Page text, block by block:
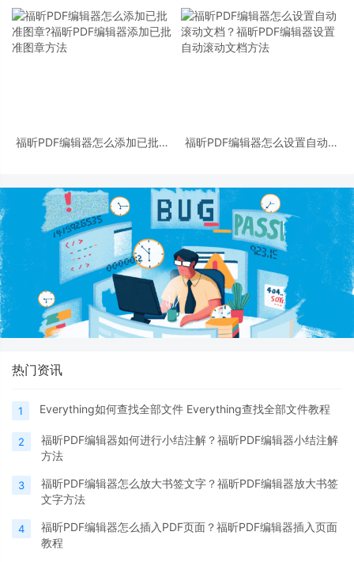
字方法
隐藏状态栏方法
福昕PDF编辑器怎么添加已批准
福昕PDF编辑器怎么设置自动滚
热门资讯
1 Everything如何查找全部文件 Everything查找全部文件教程
2
福昕PDF编辑器如何进行小结注解？福昕PDF编辑器小结注解
方法
3
福昕PDF编辑器怎么放大书签文字？福昕PDF编辑器放大书签
文字方法
4
福昕PDF编辑器怎么插入PDF页面？福昕PDF编辑器插入页面
教程